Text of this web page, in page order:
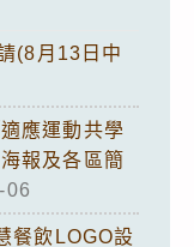
(8月13日中
應運動共學
報及各區簡
06
餐飲LOGO設